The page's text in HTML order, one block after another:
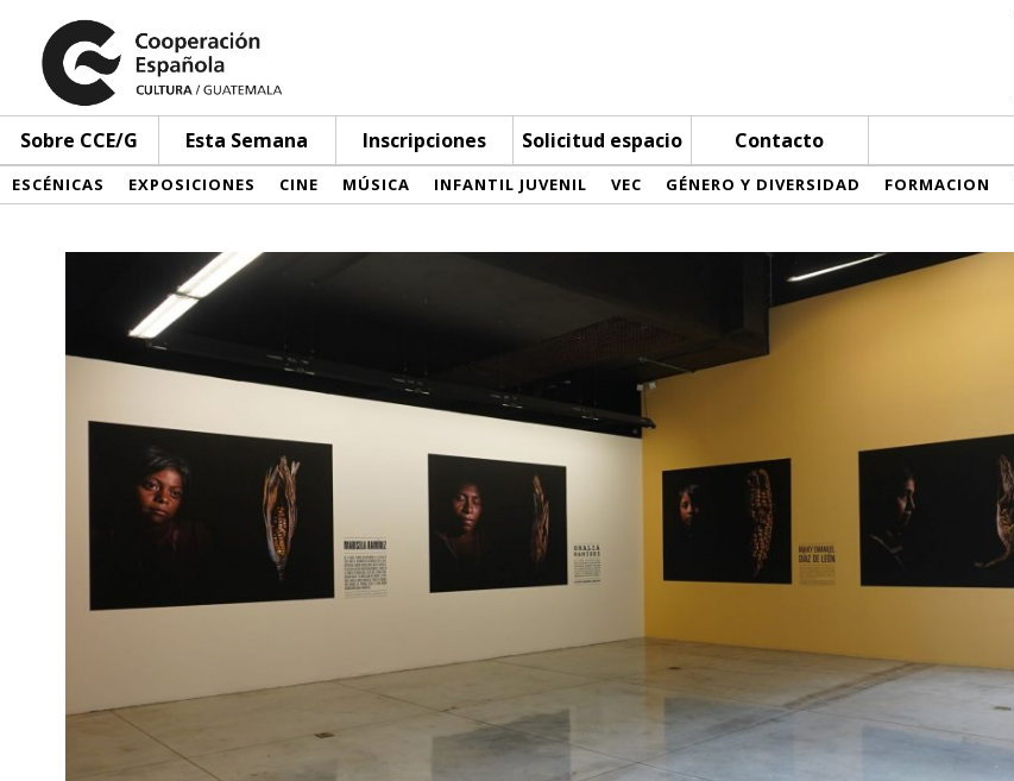
Sobre CCE/G Esta Semana Inscripciones Solicitud espacio Contacto
ESCÉNICAS EXPOSICIONES CINE MÚSICA INFANTIL JUVENIL VEC GÉNERO Y DIVERSIDAD FORMACION